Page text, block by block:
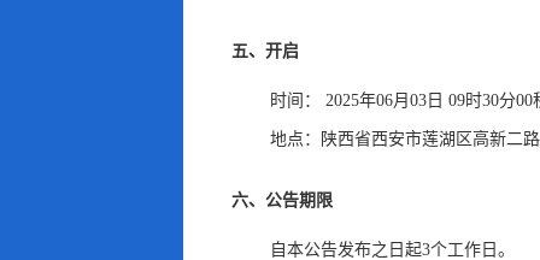
五、开启
时间： 2025年06月03日 09时30分
地点： 陕西省西安市莲湖区高新二
六、公告期限
自本公告发布之日起3个工作日 。